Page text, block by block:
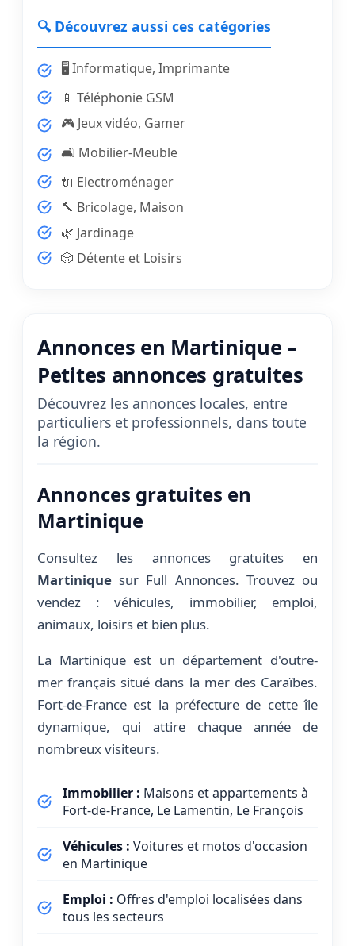
🔍 Découvrez aussi ces catégories
🖥️ Informatique, Imprimante
📱 Téléphonie GSM
🎮 Jeux vidéo, Gamer
🛋️ Mobilier-Meuble
🔌 Electroménager
🔨 Bricolage, Maison
🌿 Jardinage
🎲 Détente et Loisirs
Annonces en Martinique –
Petites annonces gratuites
Découvrez les annonces locales, entre
particuliers et professionnels, dans toute
la région.
Annonces gratuites en
Martinique
Consultez les annonces gratuites en
Martinique sur Full Annonces. Trouvez ou
vendez : véhicules, immobilier, emploi,
animaux, loisirs et bien plus.
La Martinique est un département d'outre-
mer français situé dans la mer des Caraïbes.
Fort-de-France est la préfecture de cette île
dynamique, qui attire chaque année de
nombreux visiteurs.
Immobilier : Maisons et appartements à
Fort-de-France, Le Lamentin, Le François
Véhicules : Voitures et motos d'occasion
en Martinique
Emploi : Offres d'emploi localisées dans
tous les secteurs